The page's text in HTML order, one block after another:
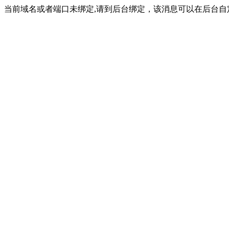
当前域名或者端口未绑定,请到后台绑定，该消息可以在后台自